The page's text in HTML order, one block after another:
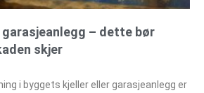
– dette bør
skjer
i byggets kjeller eller garasjeanlegg er